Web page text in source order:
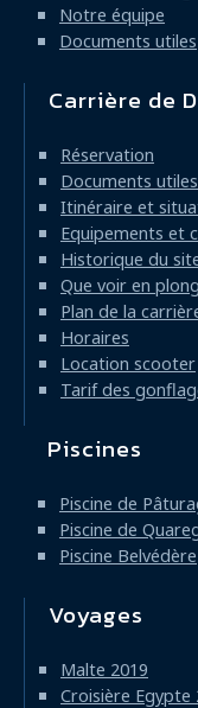
Notre équipe
Documents utiles
Carrière de
Réservation
Documents
Itinéraire et
Equipements et
Historique du
Que voir en
Plan de la
Horaires
Location scooter
Tarif des
Piscines
Piscine de
Piscine de
Piscine Belvédère
Voyages
Malte 2019
Croisière Egypte